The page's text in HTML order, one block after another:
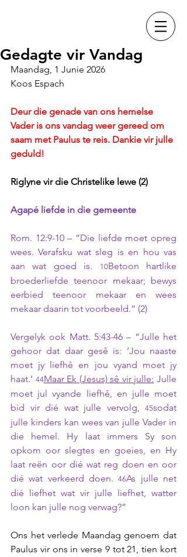
Gedagte vir Vandag
Maandag, 1 Junie 2026
Koos Espach
Deur die genade van ons hemelse
Vader is ons vandag weer gereed om
saam met Paulus te reis. Dankie vir julle
geduld!
Riglyne vir die Christelike lewe (2)
Agapé liefde in die gemeente
Rom. 12:9-10 – “Die liefde moet opreg
wees. Verafsku wat sleg is en hou vas
aan wat goed is.
10Betoon hartlike
broederliefde teenoor mekaar; bewys
eerbied teenoor mekaar en wees
mekaar daarin tot voorbeeld.” (2)
Vergelyk ook Matt. 5:43-46 – “Julle het
gehoor dat daar gesê is: ‘Jou naaste
moet jy liefhê en jou vyand moet jy
haat.’ 44Maar Ek (Jesus) sê vir julle: Julle
moet jul vyande liefhê, en julle moet
bid vir dié wat julle vervolg,
45sodat
julle kinders kan wees van julle Vader in
die hemel. Hy laat immers Sy son
opkom oor slegtes en goeies, en Hy
laat reën oor dié wat reg doen en oor
dié wat verkeerd doen. 46As julle net
dié liefhet wat vir julle liefhet, watter
loon kan julle nog verwag?”
Ons het verlede Maandag genoem dat
Paulus vir ons in verse 9 tot 21, tien kort